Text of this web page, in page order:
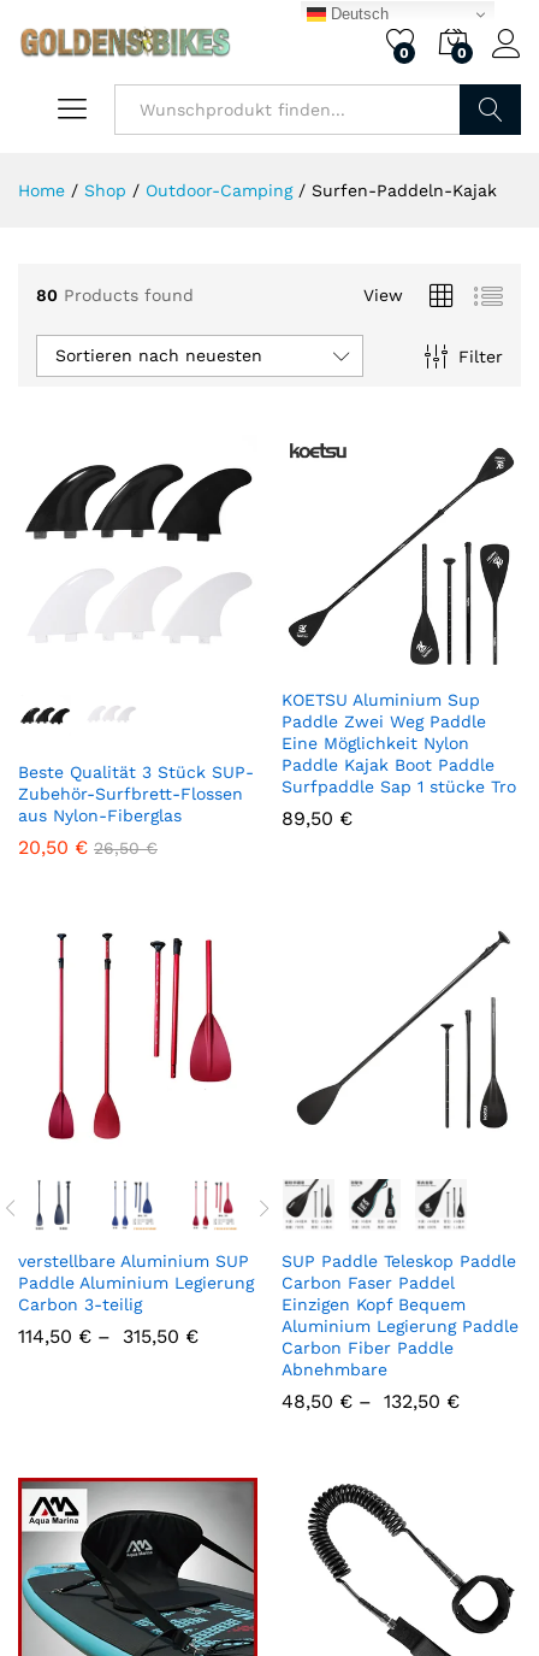
0 0
Home / Shop / Outdoor-Camping / Surfen-Paddeln-Kajak
80 Products found View
Filter
Sortieren nach neuesten
Beste Qualität 3 Stück SUP-
Zubehör-Surfbrett-Flossen
aus Nylon-Fiberglas
20,50 € 26,50€
KOETSU Aluminium Sup
Paddle Zwei Weg Paddle
Eine Möglichkeit Nylon
Paddle Kajak Boot Paddle
Surfpaddle Sap 1 stücke Tro
89,50 €
verstellbare Aluminium SUP
Paddle Aluminium Legierung
Carbon 3-teilig
114,50 € – 315,50 €
SUP Paddle Teleskop Paddle
Carbon Faser Paddel
Einzigen Kopf Bequem
Aluminium Legierung Paddle
Carbon Fiber Paddle
Abnehmbare
48,50 € – 132,50 €
Deutsch